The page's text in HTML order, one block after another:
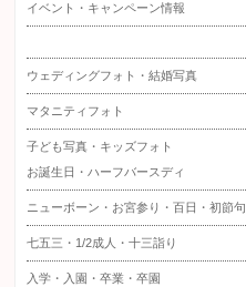
イベント・キャンペーン情報
ウェディングフォト・結婚写真
マタニティフォト
子ども写真・キッズフォト
お誕生日・ハーフバースディ
ニューボーン・お宮参り・百日・初節句
七五三・1/2成人・十三詣り
入学・入園・卒業・卒園